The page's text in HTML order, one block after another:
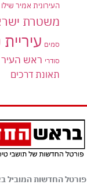
העירונית אמיר שילו
משטרת
סמים
סודרי ראש העיר
תאונת דרכים
פורטל החדשות המוביל